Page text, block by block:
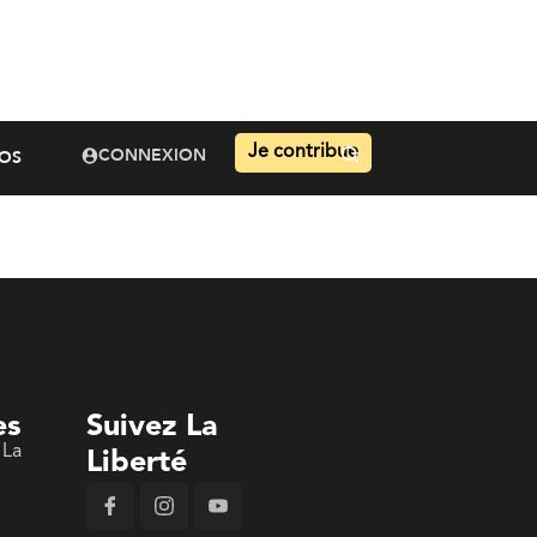
CONNEXION Je contribue
Suivez La
Liberté